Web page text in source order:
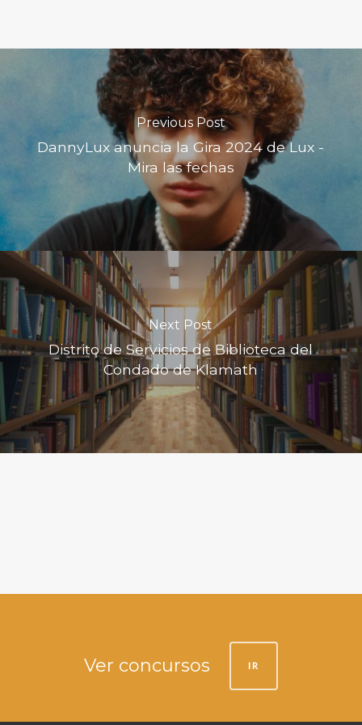
Previous Post
DannyLux anuncia la Gira 2024 de Lux -
Mira las fechas
Next Post
Distrito de Servicios de Biblioteca del
Condado de Klamath
Ver concursos IR